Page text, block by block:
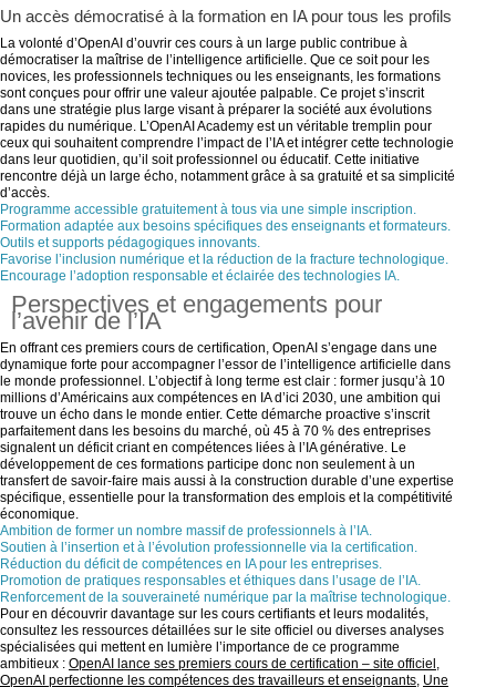
Un accès démocratisé à la formation en IA pour tous les profils
La volonté d’OpenAI d’ouvrir ces cours à un large public contribue à
démocratiser la maîtrise de l’intelligence artificielle. Que ce soit pour les
novices, les professionnels techniques ou les enseignants, les formations
sont conçues pour offrir une valeur ajoutée palpable. Ce projet s’inscrit
dans une stratégie plus large visant à préparer la société aux évolutions
rapides du numérique. L’OpenAI Academy est un véritable tremplin pour
ceux qui souhaitent comprendre l’impact de l’IA et intégrer cette technologie
dans leur quotidien, qu’il soit professionnel ou éducatif. Cette initiative
rencontre déjà un large écho, notamment grâce à sa gratuité et sa simplicité
d’accès.
Programme accessible gratuitement à tous via une simple inscription.
Formation adaptée aux besoins spécifiques des enseignants et formateurs.
Outils et supports pédagogiques innovants.
Favorise l’inclusion numérique et la réduction de la fracture technologique.
Encourage l’adoption responsable et éclairée des technologies IA.
Perspectives et engagements pour
l’avenir de l’IA
En offrant ces premiers cours de certification, OpenAI s’engage dans une
dynamique forte pour accompagner l’essor de l’intelligence artificielle dans
le monde professionnel. L’objectif à long terme est clair : former jusqu’à 10
millions d’Américains aux compétences en IA d’ici 2030, une ambition qui
trouve un écho dans le monde entier. Cette démarche proactive s’inscrit
parfaitement dans les besoins du marché, où 45 à 70 % des entreprises
signalent un déficit criant en compétences liées à l’IA générative. Le
développement de ces formations participe donc non seulement à un
transfert de savoir-faire mais aussi à la construction durable d’une expertise
spécifique, essentielle pour la transformation des emplois et la compétitivité
économique.
Ambition de former un nombre massif de professionnels à l’IA.
Soutien à l’insertion et à l’évolution professionnelle via la certification.
Réduction du déficit de compétences en IA pour les entreprises.
Promotion de pratiques responsables et éthiques dans l’usage de l’IA.
Renforcement de la souveraineté numérique par la maîtrise technologique.
Pour en découvrir davantage sur les cours certifiants et leurs modalités,
consultez les ressources détaillées sur le site officiel ou diverses analyses
spécialisées qui mettent en lumière l’importance de ce programme
ambitieux : OpenAI lance ses premiers cours de certification – site officiel ,
OpenAI perfectionne les compétences des travailleurs et enseignants, Une